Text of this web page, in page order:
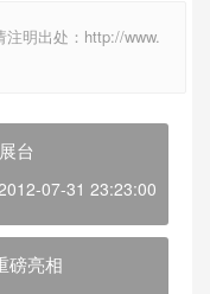
注明出处：http://www.
台
07-31 23:23:00
磅亮相